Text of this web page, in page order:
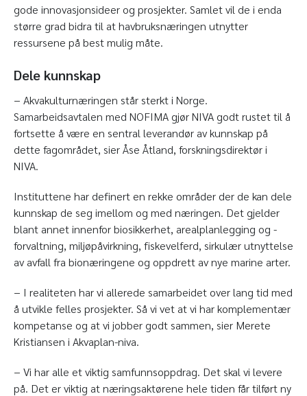
gode innovasjonsideer og prosjekter. Samlet vil de i enda
større grad bidra til at havbruksnæringen utnytter
ressursene på best mulig måte.
Dele kunnskap
− Akvakulturnæringen står sterkt i Norge.
Samarbeidsavtalen med NOFIMA gjør NIVA godt rustet til å
fortsette å være en sentral leverandør av kunnskap på
dette fagområdet, sier Åse Åtland, forskningsdirektør i
NIVA.
Instituttene har definert en rekke områder der de kan dele
kunnskap de seg imellom og med næringen. Det gjelder
blant annet innenfor biosikkerhet, arealplanlegging og -
forvaltning, miljøpåvirkning, fiskevelferd, sirkulær utnyttelse
av avfall fra bionæringene og oppdrett av nye marine arter.
− I realiteten har vi allerede samarbeidet over lang tid med
å utvikle felles prosjekter. Så vi vet at vi har komplementær
kompetanse og at vi jobber godt sammen, sier Merete
Kristiansen i Akvaplan-niva.
− Vi har alle et viktig samfunnsoppdrag. Det skal vi levere
på. Det er viktig at næringsaktørene hele tiden får tilført ny